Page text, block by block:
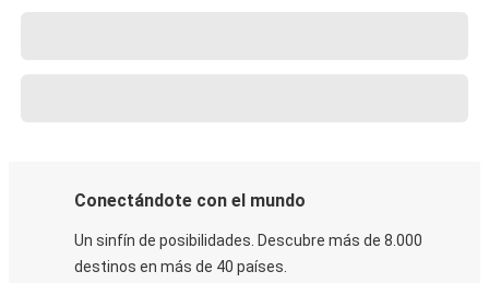
Conectándote con el mundo
Un sinfín de posibilidades. Descubre más de 8.000
destinos en más de 40 países.